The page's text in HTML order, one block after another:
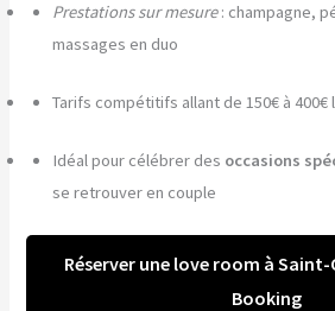
Prestations sur mesure: champagne,
massages en duo
Tarifs compétitifs allant de 150€ à
Idéal pour célébrer des occasions
se retrouver en couple
Réserver une love room à
Booking